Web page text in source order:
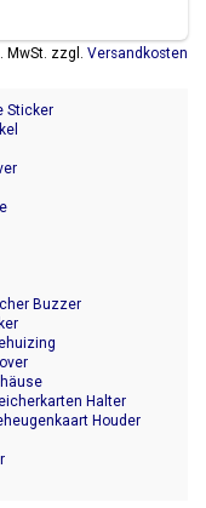
MwSt. zzgl. Versandkosten
Sticker
Buzzer
Halter
Houder